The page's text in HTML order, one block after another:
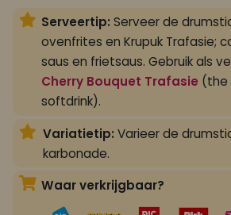
Serveertip: Serveer de
ovenfrites en Krupuk Trafasie;
saus en frietsaus. Gebruik als
Cherry Bouquet Trafasie (the
softdrink).
Variatietip: Varieer de
karbonade.
Waar verkrijgbaar?